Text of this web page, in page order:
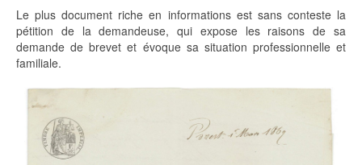
Le plus document riche en informations est sans conteste la
pétition de la demandeuse, qui expose les raisons de sa
demande de brevet et évoque sa situation professionnelle et
familiale.